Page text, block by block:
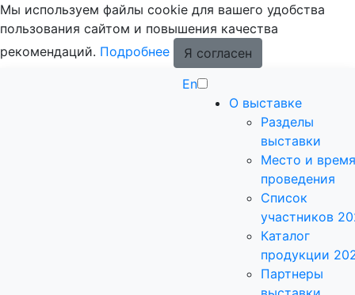
Мы используем файлы cookie для вашего удобства
пользования сайтом и повышения качества
рекомендаций. Подробнее
Я согласен
En
О выставке
Разделы
выставки
Место и время
проведения
Список
участников
Каталог
продукции
Партнеры